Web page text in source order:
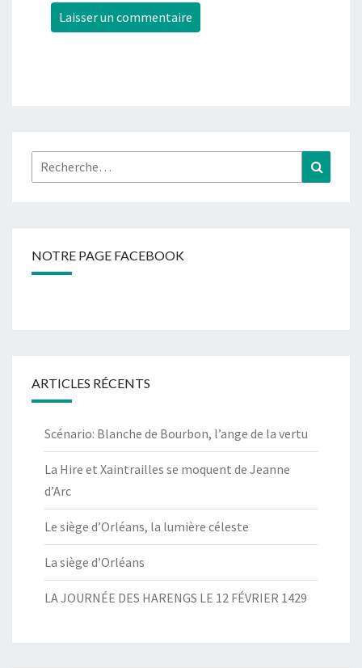
Rechercher :
NOTRE PAGE FACEBOOK
ARTICLES RÉCENTS
Scénario: Blanche de Bourbon, l’ange de la vertu
La Hire et Xaintrailles se moquent de Jeanne
d’Arc
Le siège d’Orléans, la lumière céleste
La siège d’Orléans
LA JOURNÉE DES HARENGS LE 12 FÉVRIER 1429